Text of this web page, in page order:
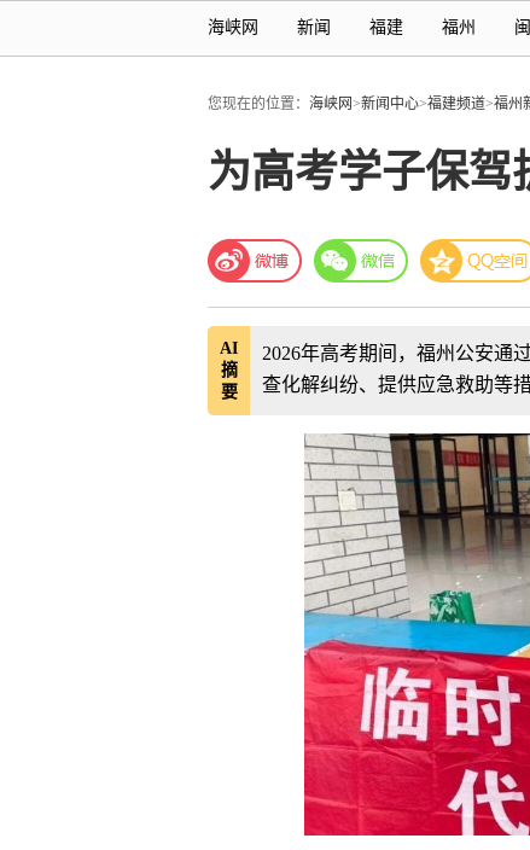
海峡网 新闻 福建 福州
您现在的位置： 海峡网>新闻中心>福建频道>福州
为高考学子保驾
AI
摘
要
2026年高考期间，福州公安通
查化解纠纷、提供应急救助等